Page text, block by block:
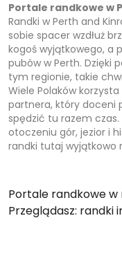
Portale randkowe w
Randki w Perth and
sobie spacer wzdłuż
kogoś wyjątkowego, a
pubów w Perth. Dzięki
tym regionie, takie
Wiele Polaków
partnera, który doceni
spędzić tu razem
otoczeniu gór, jezior i
randki tutaj wyjątkowo
Portale randkowe w
Przeglądasz: randki